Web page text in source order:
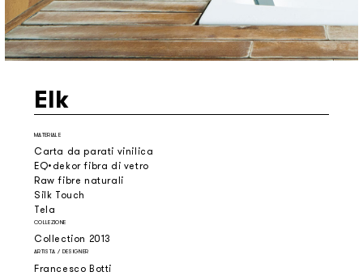
Elk
MATERIALE
Carta da parati vinilica
EQ•dekor fibra di vetro
Raw fibre naturali
Silk Touch
Tela
COLLEZIONE
Collection 2013
ARTISTA / DESIGNER
Francesco Botti